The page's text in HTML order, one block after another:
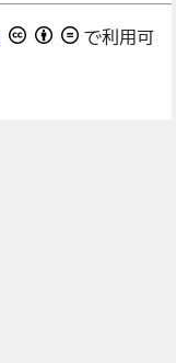
で利用可